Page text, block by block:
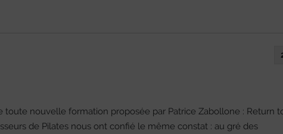
nouvelle formation proposée par Patrice Zabollone : Return
de Pilates nous ont confié le même constat : au gré des